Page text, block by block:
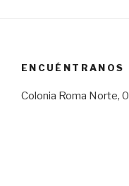
ENCUÉNTRANOS
Colonia Roma Norte,